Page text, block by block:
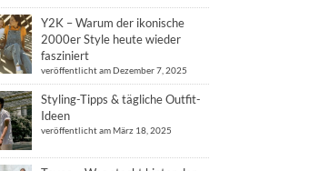
Y2K – Warum der ikonische
2000er Style heute wieder
fasziniert
veröffentlicht am Dezember 7, 2025
Styling-Tipps & tägliche Outfit-
Ideen
veröffentlicht am März 18, 2025